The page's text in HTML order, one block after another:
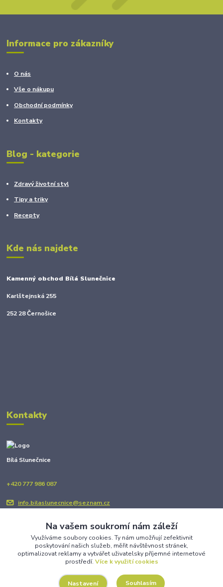
Informace pro zákazníky
O nás
Vše o nákupu
Obchodní podmínky
Kontakty
Blog - kategorie
Zdravý životní styl
Tipy a triky
Recepty
Kde nás najdete
Kamenný obchod Bílá Slunečnice
Karlštejnská 255
252 28 Černošice
Kontakty
Bílá Slunečnice
+420 777 986 087
info.bilaslunecnice@seznam.cz
Upravit sběr cookies.
Na vašem soukromí nám záleží
Využíváme soubory cookies. Ty nám umožňují zefektivnit
poskytování našich služeb, měřit návštěvnost stránek,
optimalizovat reklamy a vytvářet uživatelsky příjemné internetové
prostředí. Více k využití cookies
Nastavení Souhlasím